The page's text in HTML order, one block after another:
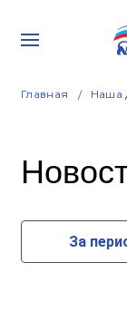
Главная Наша
За